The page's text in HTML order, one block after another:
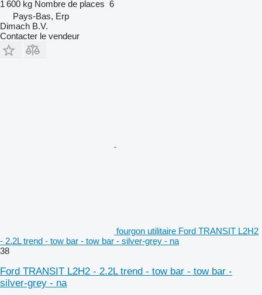
1 600 kg Nombre de places 6
Pays-Bas, Erp
Dimach B.V.
Contacter le vendeur
fourgon utilitaire Ford TRANSIT L2H2
- 2.2L trend - tow bar - tow bar - silver-grey - na
38
Ford TRANSIT L2H2 - 2.2L trend - tow bar - tow bar -
silver-grey - na